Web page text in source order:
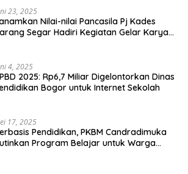
23, 2025
Nilai-nilai Pancasila Pj Kades
Segar Hadiri Kegiatan Gelar Karya
4, 2025
2025: Rp6,7 Miliar Digelontorkan Dinas
Bogor untuk Internet Sekolah
17, 2025
Pendidikan, PKBM Candradimuka
Program Belajar untuk Warga